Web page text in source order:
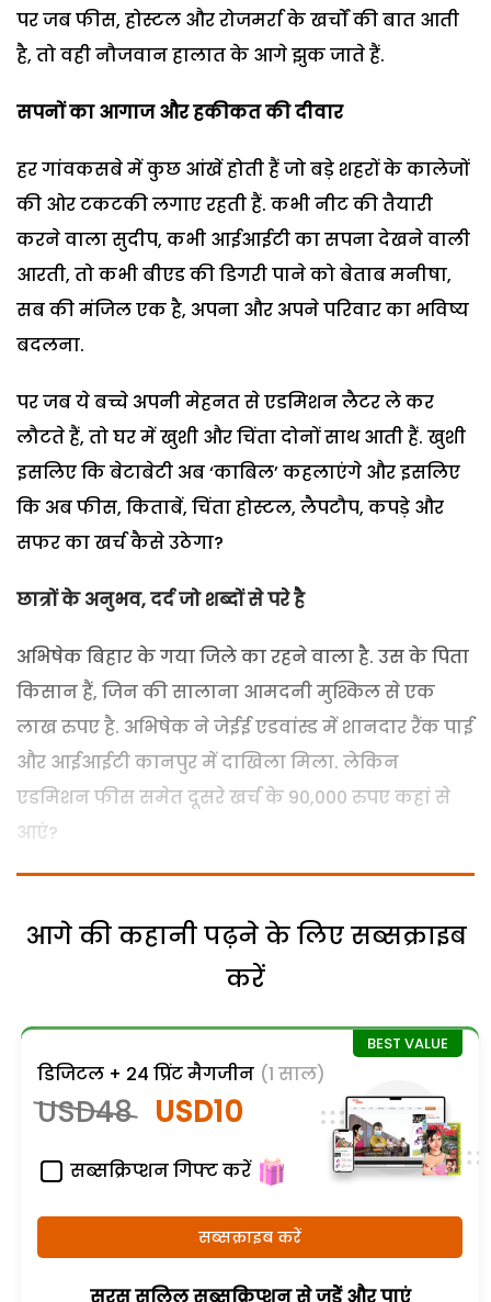
पर जब फीस, होस्टल और रोजमर्रा के खर्चों की बात आती
है, तो वही नौजवान हालात के आगे झुक जाते हैं.
सपनों का आगाज और हकीकत की दीवार
हर गांवकसबे में कुछ आंखें होती हैं जो बड़े शहरों के कालेजों
की ओर टकटकी लगाए रहती हैं. कभी नीट की तैयारी
करने वाला सुदीप, कभी आईआईटी का सपना देखने वाली
आरती, तो कभी बीएड की डिगरी पाने को बेताब मनीषा,
सब की मंजिल एक है, अपना और अपने परिवार का भविष्य
बदलना.
पर जब ये बच्चे अपनी मेहनत से एडमिशन लैटर ले कर
लौटते हैं, तो घर में खुशी और चिंता दोनों साथ आती हैं. खुशी
इसलिए कि बेटाबेटी अब ‘काबिल’ कहलाएंगे और इसलिए
कि अब फीस, किताबें, चिंता होस्टल, लैपटौप, कपड़े और
सफर का खर्च कैसे उठेगा?
छात्रों के अनुभव, दर्द जो शब्दों से परे है
अभिषेक बिहार के गया जिले का रहने वाला है. उस के पिता
किसान हैं, जिन की सालाना आमदनी मुश्किल से एक
लाख रुपए है. अभिषेक ने जेईई एडवांस्ड में शानदार रैंक पाई
और आईआईटी कानपुर में दाखिला मिला. लेकिन
एडमिशन फीस समेत दूसरे खर्च के 90,000 रुपए कहां से
आएं?
आगे की कहानी पढ़ने के लिए सब्सक्राइब
करें
डिजिटल + 24 प्रिंट मैगजीन (1 साल)
USD48 USD10
सब्सक्रिप्शन गिफ्ट करें
सब्सक्राइब करें
सरस सलिल सब्सक्रिप्शन से जुड़ेें और पाएं